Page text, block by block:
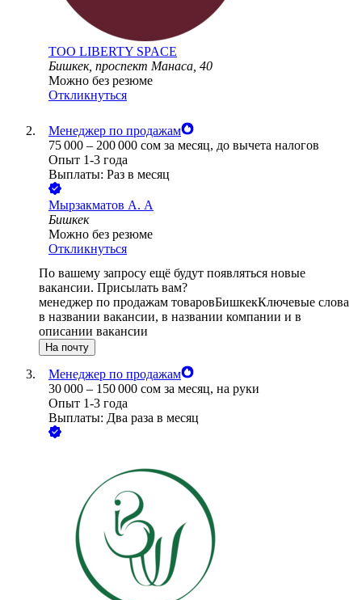
ТОО LIBERTY SPACE
Бишкек, проспект Манаса, 40
Можно без резюме
Откликнуться
Менеджер по продажам
75 000 – 200 000 сом за месяц, до вычета налогов
Опыт 1-3 года
Выплаты: Раз в месяц
Мырзакматов А. А
Бишкек
Можно без резюме
Откликнуться
По вашему запросу ещё будут появляться новые
вакансии. Присылать вам?
менеджер по продажам товаровБишкекКлючевые слова
в названии вакансии, в названии компании и в
описании вакансии
На почту
Менеджер по продажам
30 000 – 150 000 сом за месяц, на руки
Опыт 1-3 года
Выплаты: Два раза в месяц